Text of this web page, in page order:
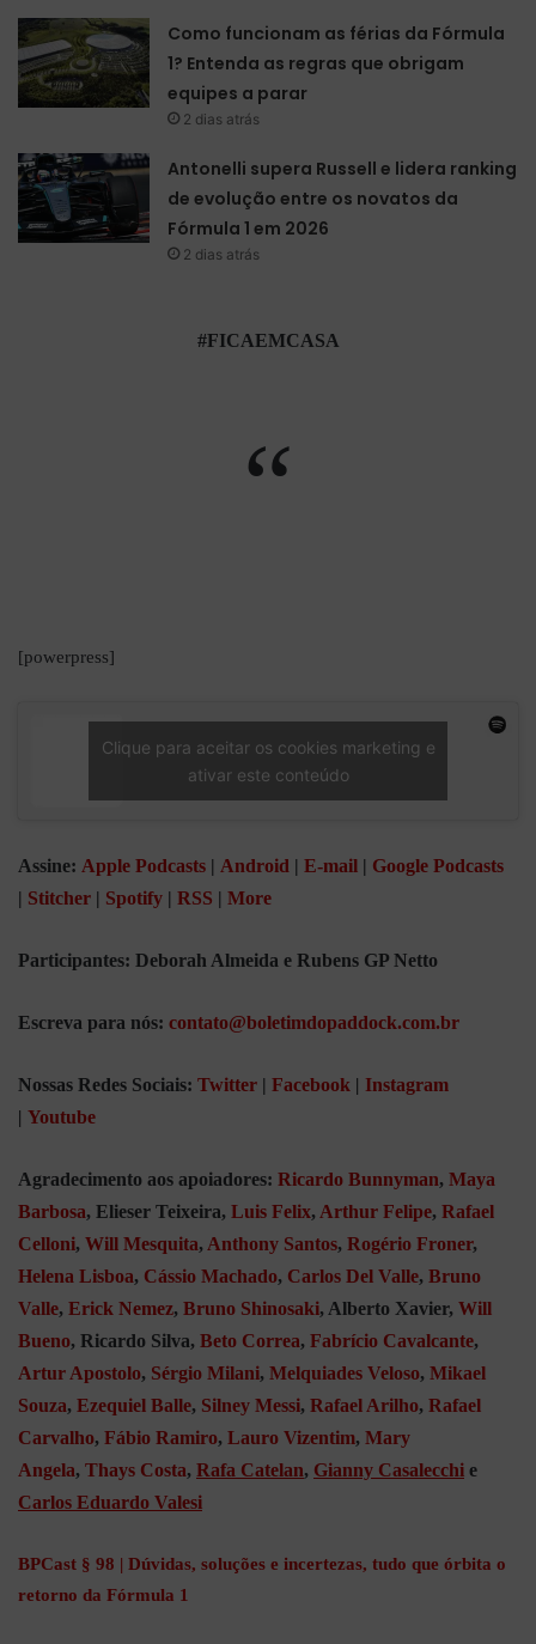
Como funcionam as férias da Fórmula
1? Entenda as regras que obrigam
equipes a parar
2 dias atrás
Antonelli supera Russell e lidera ranking
de evolução entre os novatos da
Fórmula 1 em 2026
2 dias atrás
#FICAEMCASA
“
[powerpress]
Clique para aceitar os cookies marketing e
ativar este conteúdo
Assine: Apple Podcasts | Android | E-mail | Google Podcasts
| Stitcher | Spotify | RSS | More
Participantes: Deborah Almeida e Rubens GP Netto
Escreva para nós: contato@boletimdopaddock.com.br
Nossas Redes Sociais: Twitter | Facebook | Instagram
| Youtube
Agradecimento aos apoiadores: Ricardo Bunnyman, Maya
Barbosa, Elieser Teixeira, Luis Felix, Arthur Felipe, Rafael
Celloni, Will Mesquita, Anthony Santos, Rogério Froner,
Helena Lisboa, Cássio Machado, Carlos Del Valle, Bruno
Valle, Erick Nemez, Bruno Shinosaki, Alberto Xavier, Will
Bueno, Ricardo Silva, Beto Correa, Fabrício Cavalcante,
Artur Apostolo, Sérgio Milani, Melquiades Veloso, Mikael
Souza, Ezequiel Balle, Silney Messi, Rafael Arilho, Rafael
Carvalho, Fábio Ramiro, Lauro Vizentim, Mary
Angela, Thays Costa, Rafa Catelan, Gianny Casalecchi e
Carlos Eduardo Valesi
BPCast § 98 | Dúvidas, soluções e incertezas, tudo que órbita o
retorno da Fórmula 1